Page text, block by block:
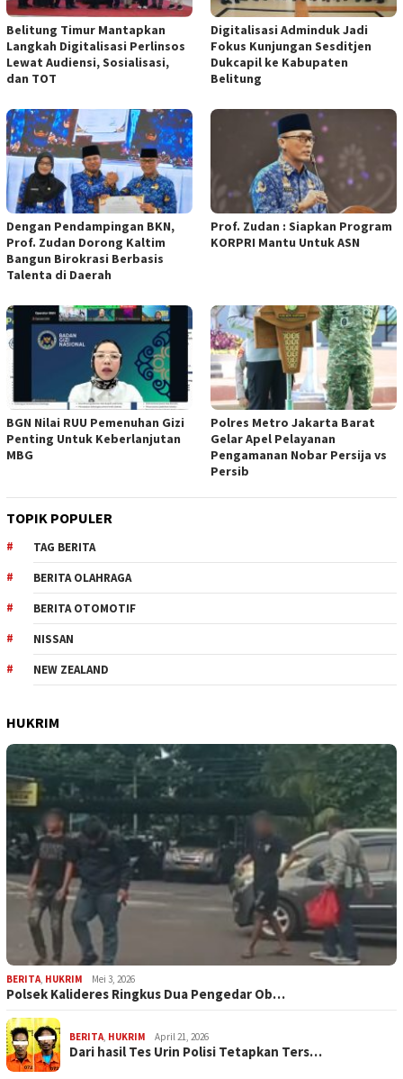
Belitung Timur Mantapkan
Langkah Digitalisasi Perlinsos
Lewat Audiensi, Sosialisasi,
dan TOT
Digitalisasi Adminduk Jadi
Fokus Kunjungan Sesditjen
Dukcapil ke Kabupaten
Belitung
Dengan Pendampingan BKN,
Prof. Zudan Dorong Kaltim
Bangun Birokrasi Berbasis
Talenta di Daerah
Prof. Zudan : Siapkan Program
KORPRI Mantu Untuk ASN
BGN Nilai RUU Pemenuhan Gizi
Penting Untuk Keberlanjutan
MBG
Polres Metro Jakarta Barat
Gelar Apel Pelayanan
Pengamanan Nobar Persija vs
Persib
TOPIK POPULER
TAG BERITA
BERITA OLAHRAGA
BERITA OTOMOTIF
NISSAN
NEW ZEALAND
HUKRIM
BERITA, HUKRIM Mei 3, 2026
Polsek Kalideres Ringkus Dua Pengedar Ob…
BERITA, HUKRIM April 21, 2026
Dari hasil Tes Urin Polisi Tetapkan Ters…